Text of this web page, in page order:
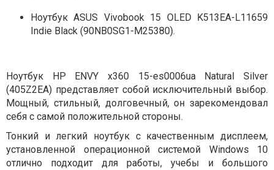
Ноутбук ASUS Vivobook 15 OLED K513EA-L11659
Indie Black (90NB0SG1-M25380).
Ноутбук HP ENVY x360 15-es0006ua Natural Silver
(405Z2EA) представляет собой исключительный выбор.
Мощный, стильный, долговечный, он зарекомендовал
себя с самой положительной стороны.
Тонкий и легкий ноутбук с качественным дисплеем,
установленной операционной системой Windows 10
отлично подходит для работы, учебы и большого